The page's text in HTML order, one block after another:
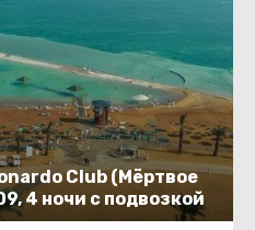
Club (Мёртвое
4 ночи с подвозкой